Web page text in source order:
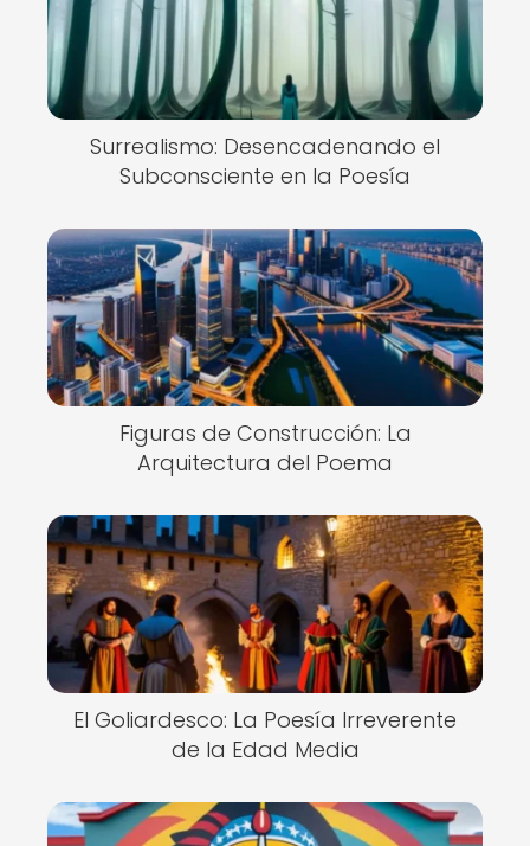
Surrealismo: Desencadenando el
Subconsciente en la Poesía
Figuras de Construcción: La
Arquitectura del Poema
El Goliardesco: La Poesía Irreverente
de la Edad Media